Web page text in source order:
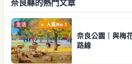
奈良縣的熱門文章
生活 人氣No.1
奈良公園｜與梅
路線